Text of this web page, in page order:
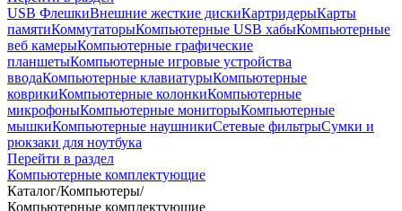
USB ФлешкиВнешние жесткие дискиКартридерыКарты
памятиКоммутаторыКомпьютерные USB хабыКомпьютерные
веб камерыКомпьютерные графические
планшетыКомпьютерные игровые устройства
вводаКомпьютерные клавиатурыКомпьютерные
коврикиКомпьютерные колонкиКомпьютерные
микрофоныКомпьютерные мониторыКомпьютерные
мышкиКомпьютерные наушникиСетевые фильтрыСумки и
рюкзаки для ноутбука
Перейти в раздел
Компьютерные комплектующие
Каталог/Компьютеры/
Компьютерные комплектующие